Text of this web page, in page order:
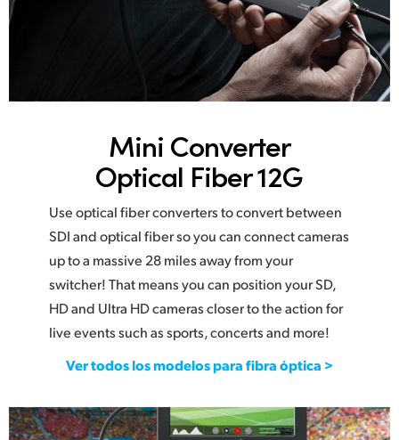
Mini Converter
Optical Fiber 12G
Use optical fiber converters to convert between
SDI and optical fiber so you can connect cameras
up to a massive 28 miles away from your
switcher! That means you can position your SD,
HD and Ultra HD cameras closer to the action for
live events such as sports, concerts and more!
Ver todos los modelos para fibra óptica >